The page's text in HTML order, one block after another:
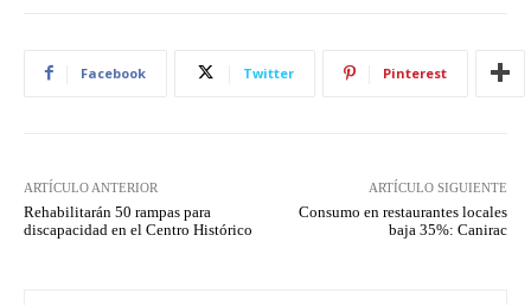
Facebook Twitter Pinterest
ARTÍCULO ANTERIOR
Rehabilitarán 50 rampas para
discapacidad en el Centro Histórico
ARTÍCULO SIGUIENTE
Consumo en restaurantes locales
baja 35%: Canirac